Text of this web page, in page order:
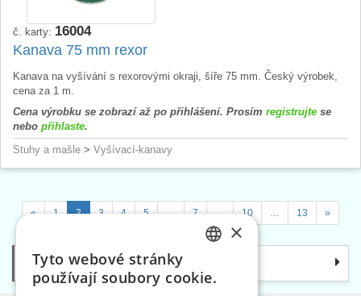
č. karty: 16004
Kanava 75 mm rexor
Kanava na vyšívání s rexorovými okraji, šíře 75 mm. Český výrobek,
cena za 1 m.
Cena výrobku se zobrazí až po přihlášení. Prosím registrujte se
nebo přihlaste.
Stuhy a mašle > Vyšívací-kanavy
« 1 2 3 4 5 … 7 … 10 13 »
Kategorie
×
Tyto webové stránky
používají soubory cookie.